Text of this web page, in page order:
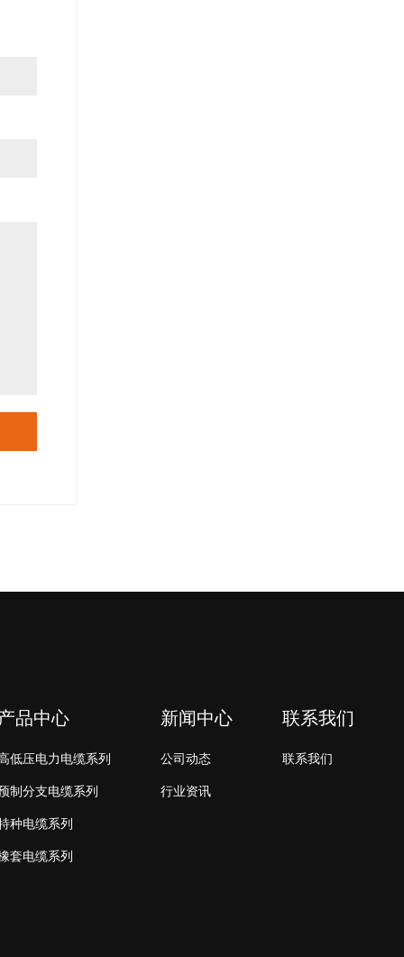
品中心
低压电力电缆系列
制分支电缆系列
种电缆系列
套电缆系列
新闻中心
公司动态
行业资讯
联系我们
联系我们